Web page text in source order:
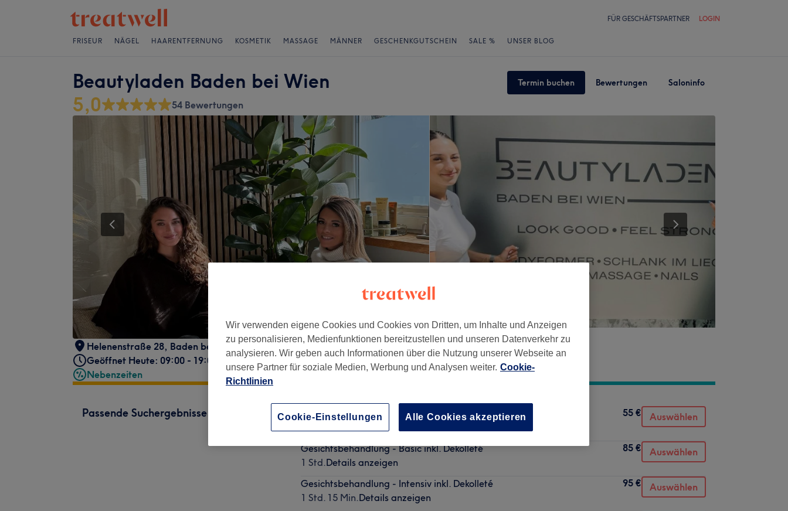
FÜR GESCHÄFTSPARTNER LOGIN
FRISEUR NÄGEL HAARENTFERNUNG KOSMETIK MASSAGE MÄNNER GESCHENKGUTSCHEIN SALE % UNSER BLOG
Beautyladen Baden bei Wien Termin buchen Bewertungen Saloninfo
5,0 54 Bewertungen
Helenenstraße 28, Baden bei Wien, Austria, 2500
Geöffnet Heute: 09:00 - 19:00
Nebenzeiten
Passende Suchergebnisse
Gesichtsbehandlung - Express
55 € Auswählen
Gesichtsbehandlung - Basic inkl. Dekolleté
1 Std.Details anzeigen
85 € Auswählen
Gesichtsbehandlung - Intensiv inkl. Dekolleté
1 Std. 15 Min.Details anzeigen
95 € Auswählen
Wir verwenden eigene Cookies und Cookies von Dritten, um Inhalte und Anzeigen
zu personalisieren, Medienfunktionen bereitzustellen und unseren Datenverkehr zu
analysieren. Wir geben auch Informationen über die Nutzung unserer Webseite an
unsere Partner für soziale Medien, Werbung und Analysen weiter. Cookie-
Richtlinien
Alle Cookies akzeptieren
Cookie-Einstellungen